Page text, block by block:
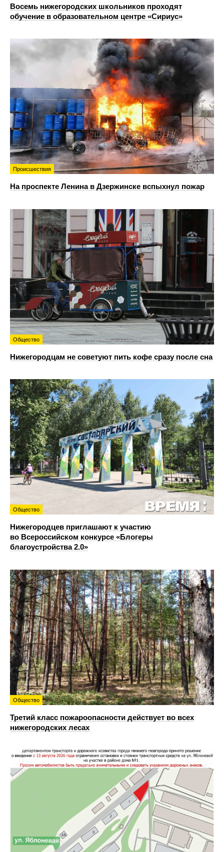
Восемь нижегородских школьников проходят
обучение в образовательном центре «Сириус»
Происшествия
На проспекте Ленина в Дзержинске вспыхнул пожар
Общество
Нижегородцам не советуют пить кофе сразу после сна
Общество
Нижегородцев приглашают к участию
во Всероссийском конкурсе «Блогеры
благоустройства 2.0»
Общество
Третий класс пожароопасности действует во всех
нижегородских лесах